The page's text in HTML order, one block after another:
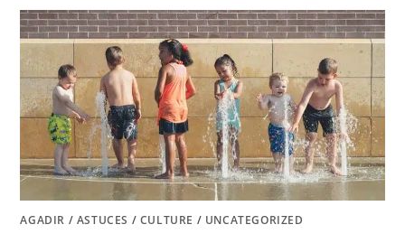
AGADIR / ASTUCES / CULTURE / UNCATEGORIZED